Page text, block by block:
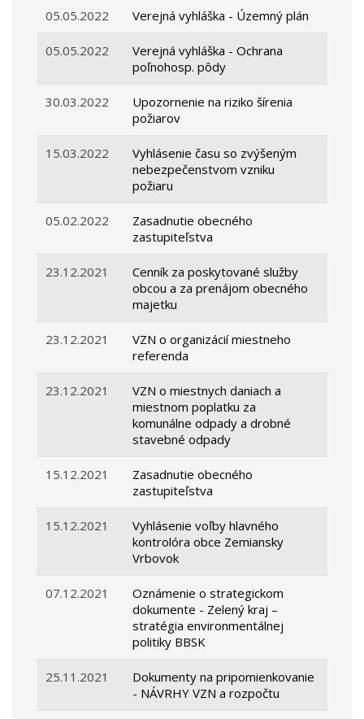
05.05.2022 Verejná vyhláška - Územný plán
05.05.2022
Verejná vyhláška - Ochrana
poľnohosp. pôdy
30.03.2022
Upozornenie na riziko šírenia
požiarov
15.03.2022
Vyhlásenie času so zvýšeným
nebezpečenstvom vzniku
požiaru
05.02.2022
Zasadnutie obecného
zastupiteľstva
23.12.2021
Cenník za poskytované služby
obcou a za prenájom obecného
majetku
23.12.2021
VZN o organizácií miestneho
referenda
23.12.2021
VZN o miestnych daniach a
miestnom poplatku za
komunálne odpady a drobné
stavebné odpady
15.12.2021
Zasadnutie obecného
zastupiteľstva
15.12.2021
Vyhlásenie voľby hlavného
kontrolóra obce Zemiansky
Vrbovok
07.12.2021
Oznámenie o strategickom
dokumente - Zelený kraj –
stratégia environmentálnej
politiky BBSK
25.11.2021
Dokumenty na pripomienkovanie
- NÁVRHY VZN a rozpočtu